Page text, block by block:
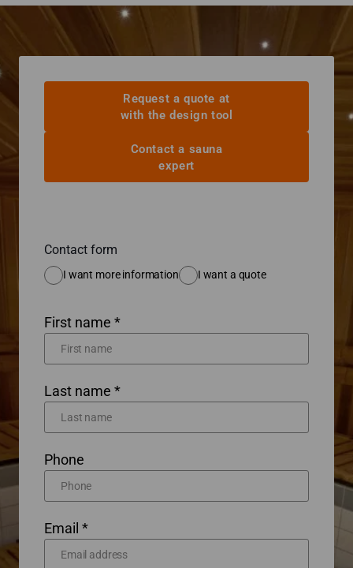
Request a quote at
with the design tool
Contact a sauna
expert
Contact form
I want more information I want a quote
First name *
Last name *
Phone
Email *